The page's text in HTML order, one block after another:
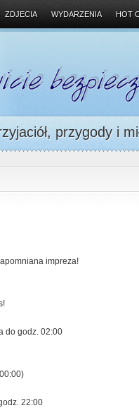
ZDJECIA WYDARZENIA HOT
przygody i
impreza!
do godz. 02:00
22:00